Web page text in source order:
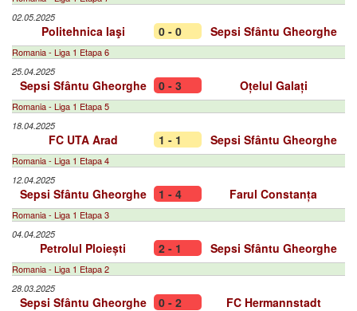
02.05.2025
Politehnica Iaşi 0 - 0 Sepsi Sfântu Gheorghe
Romania - Liga 1 Etapa 6
25.04.2025
Sepsi Sfântu Gheorghe 0 - 3 Oțelul Galați
Romania - Liga 1 Etapa 5
18.04.2025
FC UTA Arad 1 - 1 Sepsi Sfântu Gheorghe
Romania - Liga 1 Etapa 4
12.04.2025
Sepsi Sfântu Gheorghe 1 - 4 Farul Constanța
Romania - Liga 1 Etapa 3
04.04.2025
Petrolul Ploiești 2 - 1 Sepsi Sfântu Gheorghe
Romania - Liga 1 Etapa 2
28.03.2025
Sepsi Sfântu Gheorghe 0 - 2 FC Hermannstadt